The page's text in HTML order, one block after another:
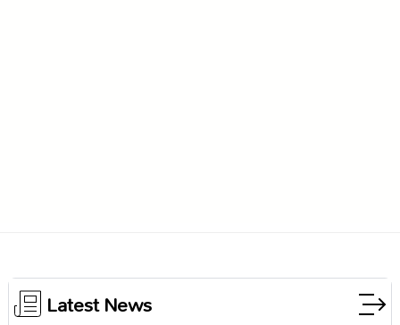
Latest News